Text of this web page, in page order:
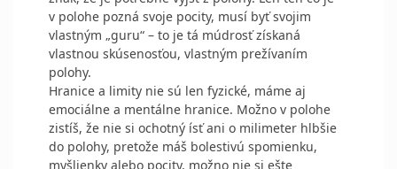
v polohe pozná svoje pocity, musí byť svojim
vlastným „guru“ – to je tá múdrosť získaná
vlastnou skúsenosťou, vlastným prežívaním
polohy.
Hranice a limity nie sú len fyzické, máme aj
emociálne a mentálne hranice. Možno v polohe
zistíš, že nie si ochotný ísť ani o milimeter hlbšie
do polohy, pretože máš bolestivú spomienku,
myšlienky alebo pocity, možno nie si ešte